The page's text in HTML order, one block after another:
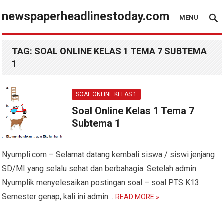
newspaperheadlinestoday.com MENU
TAG: SOAL ONLINE KELAS 1 TEMA 7 SUBTEMA
1
SOAL ONLINE KELAS 1
Soal Online Kelas 1 Tema 7
Subtema 1
Nyumpli.com – Selamat datang kembali siswa / siswi jenjang
SD/MI yang selalu sehat dan berbahagia. Setelah admin
Nyumplik menyelesaikan postingan soal – soal PTS K13
Semester genap, kali ini admin…READ MORE »